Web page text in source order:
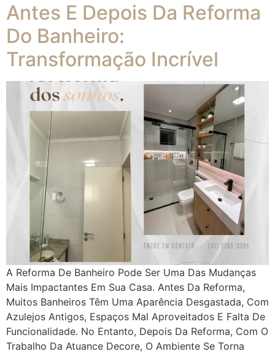
Antes E Depois Da Reforma
Do Banheiro:
Transformação Incrível
A Reforma De Banheiro Pode Ser Uma Das Mudanças
Mais Impactantes Em Sua Casa. Antes Da Reforma,
Muitos Banheiros Têm Uma Aparência Desgastada, Com
Azulejos Antigos, Espaços Mal Aproveitados E Falta De
Funcionalidade. No Entanto, Depois Da Reforma, Com O
Trabalho Da Atuance Decore, O Ambiente Se Torna